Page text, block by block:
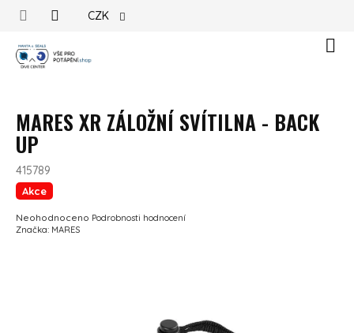
CZK
MARES XR ZÁLOŽNÍ SVÍTILNA - BACK
UP
415789
Akce
Průměrné hodnocení produktu je 0,0 z 5 hvězdiček.
Neohodnoceno Podrobnosti hodnocení
Značka: MARES